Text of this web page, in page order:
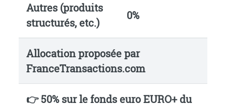
Autres (produits
structurés, etc.)
0%
Allocation proposée par
FranceTransactions.com
👉 50% sur lefonds euro EURO+ du